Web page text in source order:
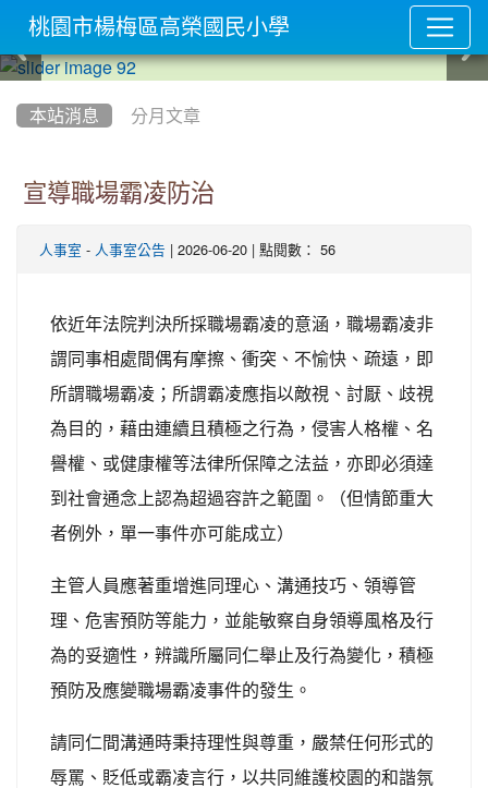
本站消息 分月文章
宣導職場霸凌防治
人事室 - 人事室公告 | 2026-06-20 | 點閱數： 56
依近年法院判決所採職場霸凌的意涵，職場霸凌非
謂同事相處間偶有摩擦、衝突、不愉快、疏遠，即
所謂職場霸凌；所謂霸凌應指以敵視、討厭、歧視
為目的，藉由連續且積極之行為，侵害人格權、名
譽權、或健康權等法律所保障之法益，亦即必須達
到社會通念上認為超過容許之範圍。（但情節重大
者例外，單一事件亦可能成立）
主管人員應著重增進同理心、溝通技巧、領導管
理、危害預防等能力，並能敏察自身領導風格及行
為的妥適性，辨識所屬同仁舉止及行為變化，積極
預防及應變職場霸凌事件的發生。
請同仁間溝通時秉持理性與尊重，嚴禁任何形式的
辱罵、貶低或霸凌言行，以共同維護校園的和諧氛
桃園市楊梅區高榮國民小學